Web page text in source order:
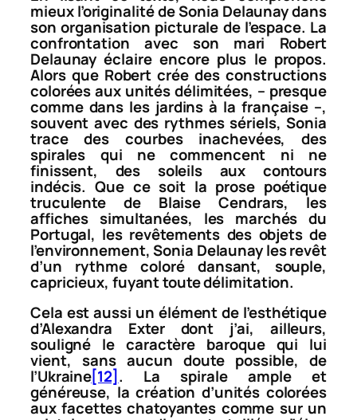
mieux l’originalité de Sonia Delaunay dans
son organisation picturale de l’espace. La
confrontation avec son mari Robert
Delaunay éclaire encore plus le propos.
Alors que Robert crée des constructions
colorées aux unités délimitées, – presque
comme dans les jardins à la française –,
souvent avec des rythmes sériels, Sonia
trace des courbes inachevées, des
spirales qui ne commencent ni ne
finissent, des soleils aux contours
indécis. Que ce soit la prose poétique
truculente de Blaise Cendrars, les
affiches simultanées, les marchés du
Portugal, les revêtements des objets de
l’environnement, Sonia Delaunay les revêt
d’un rythme coloré dansant, souple,
capricieux, fuyant toute délimitation.
Cela est aussi un élément de l’esthétique
d’Alexandra Exter dont j’ai, ailleurs,
souligné le caractère baroque qui lui
vient, sans aucun doute possible, de
l’Ukraine[12]. La spirale ample et
généreuse, la création d’unités colorées
aux facettes chatoyantes comme sur un